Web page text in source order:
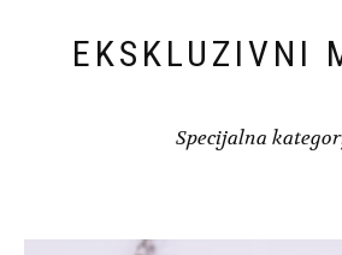
EKSKLUZIVNI
Specijalna